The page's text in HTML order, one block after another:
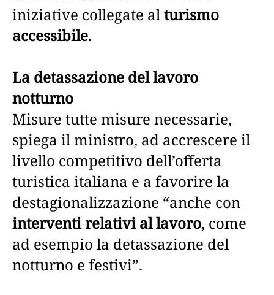
iniziative collegate alturismo
accessibile.
La detassazione del lavoro
notturno
Misure tutte misure necessarie,
spiega il ministro, ad accrescere il
livello competitivo dell’offerta
turistica italiana e a favorire la
destagionalizzazione “anche con
interventi relativi al lavoro, come
ad esempio la detassazione del
notturno e festivi”.